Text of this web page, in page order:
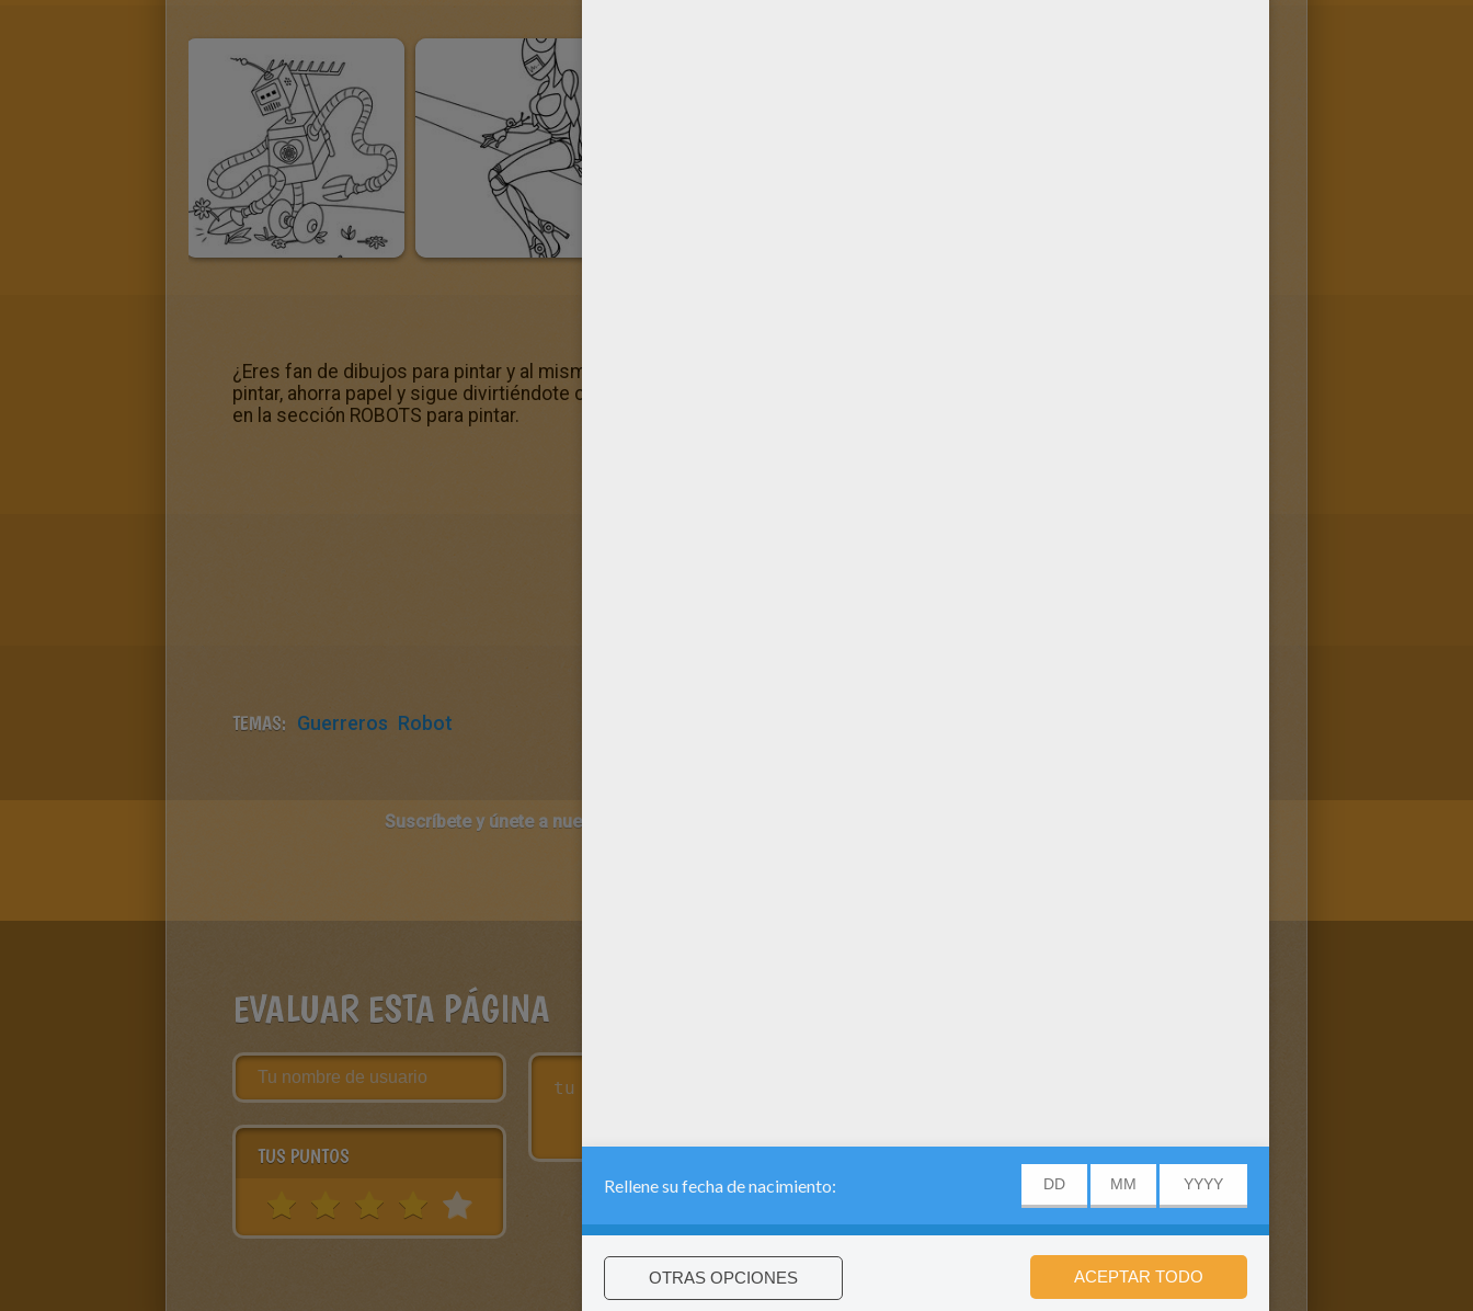
¿Eres fan de dibujos para pintar y al mismo tiempo fan del planeta? Con Hellokids, procura imprimir ROBOTS para
pintar, ahorra papel y sigue divirtiéndote coloreando online. ¿Te gusta el dibujo Robot guerrero? Te proponemos más
en la sección ROBOTS para pintar.
TEMAS: Guerreros Robot
Suscríbete y únete a nuestro canal de vídeos para niños en Youtube:
EVALUAR ESTA PÁGINA
TUS PUNTOS